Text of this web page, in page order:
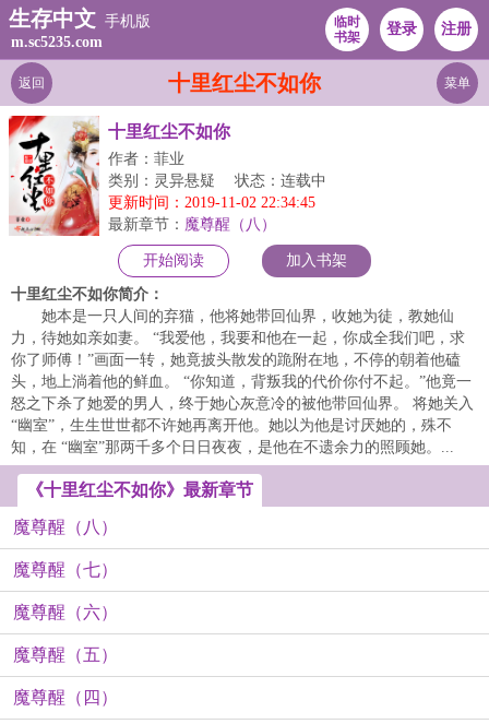
生存中文 手机版
m.sc5235.com
临时
书架
登录 注册
十里红尘不如你
返回 菜单
十里红尘不如你
作者：菲业
类别：灵异悬疑
状态：连载中
更新时间：2019-11-02 22:34:45
最新章节： 魔尊醒（八）
开始阅读 加入书架
十里红尘不如你简介：
她本是一只人间的弃猫，他将她带回仙界，收她为徒，教她仙
力，待她如亲如妻。 “我爱他，我要和他在一起，你成全我们吧，求
你了师傅！”画面一转，她竟披头散发的跪附在地，不停的朝着他磕
头，地上淌着他的鲜血。 “你知道，背叛我的代价你付不起。”他竟一
怒之下杀了她爱的男人，终于她心灰意冷的被他带回仙界。 将她关入
“幽室”，生生世世都不许她再离开他。她以为他是讨厌她的，殊不
知，在 “幽室”那两千多个日日夜夜，是他在不遗余力的照顾她。...
《十里红尘不如你》最新章节
魔尊醒（八）
魔尊醒（七）
魔尊醒（六）
魔尊醒（五）
魔尊醒（四）